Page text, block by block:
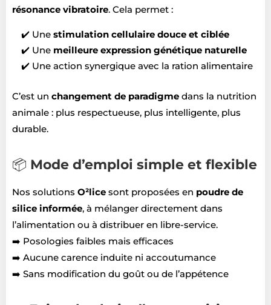
résonance vibratoire. Cela permet :
✔️ Une stimulation cellulaire douce et ciblée
✔️ Une meilleure expression génétique naturelle
✔️ Une action synergique avec la ration alimentaire
C’est un changement de paradigme dans la nutrition
animale : plus respectueuse, plus intelligente, plus
durable.
📦 Mode d’emploi simple et flexible
Nos solutions O²lice sont proposées en poudre de
silice informée, à mélanger directement dans
l’alimentation ou à distribuer en libre-service.
➡️ Posologies faibles mais efficaces
➡️ Aucune carence induite ni accoutumance
➡️ Sans modification du goût ou de l’appétence